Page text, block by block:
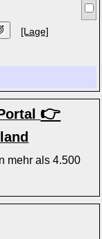
[Lage]
👉
mehr als 4.500